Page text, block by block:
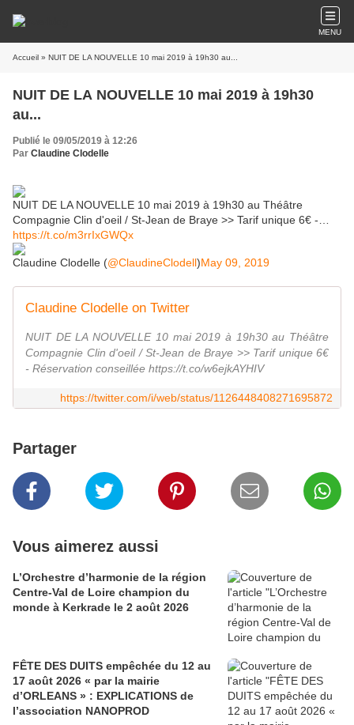
MENU
Accueil » NUIT DE LA NOUVELLE 10 mai 2019 à 19h30 au...
NUIT DE LA NOUVELLE 10 mai 2019 à 19h30
au...
Publié le 09/05/2019 à 12:26
Par Claudine Clodelle
NUIT DE LA NOUVELLE 10 mai 2019 à 19h30 au Théâtre
Compagnie Clin d'oeil / St-Jean de Braye >> Tarif unique 6€ -…
https://t.co/m3rrIxGWQx
Claudine Clodelle (@ClaudineClodell)May 09, 2019
Claudine Clodelle on Twitter
NUIT DE LA NOUVELLE 10 mai 2019 à 19h30 au Théâtre
Compagnie Clin d'oeil / St-Jean de Braye >> Tarif unique 6€
- Réservation conseillée https://t.co/w6ejkAYHIV
https://twitter.com/i/web/status/1126448408271695872
Partager
Vous aimerez aussi
L’Orchestre d’harmonie de la région
Centre-Val de Loire champion du
monde à Kerkrade le 2 août 2026
FÊTE DES DUITS empêchée du 12 au
17 août 2026 « par la mairie
d’ORLEANS » : EXPLICATIONS de
l’association NANOPROD